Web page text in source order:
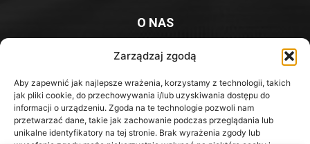
Zarządzaj zgodą
Aby zapewnić jak najlepsze wrażenia, korzystamy z technologii, takich
jak pliki cookie, do przechowywania i/lub uzyskiwania dostępu do
informacji o urządzeniu. Zgoda na te technologie pozwoli nam
przetwarzać dane, takie jak zachowanie podczas przeglądania lub
unikalne identyfikatory na tej stronie. Brak wyrażenia zgody lub
O NAS
Platforma informacyjna mieszkańców Knurowa i okolic
Kontakt z redakcją:redakcja@iknurow.pl
Media Społecznościowe